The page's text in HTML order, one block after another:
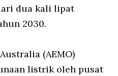
dua kali lipat
2030.
(AEMO)
listrik oleh pusat